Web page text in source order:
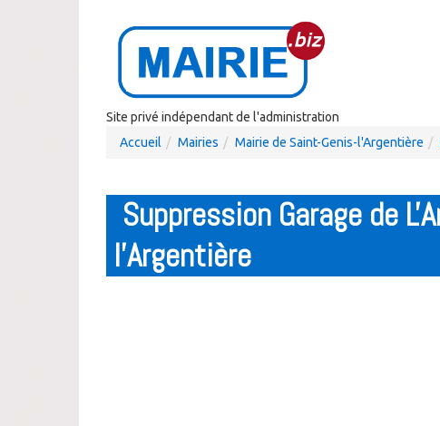
Site privé indépendant de l'administration
Accueil
Mairies Mairie de Saint-Genis-l'Argentière
Suppression Garage de
l'Argentière